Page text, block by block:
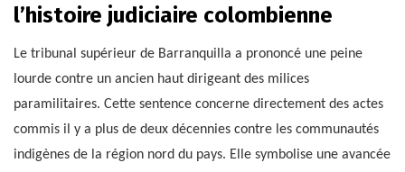
l’histoire judiciaire colombienne
Le tribunal supérieur de Barranquilla a prononcé une peine
lourde contre un ancien haut dirigeant des milices
paramilitaires. Cette sentence concerne directement des actes
commis il y a plus de deux décennies contre les communautés
indigènes de la région nord du pays. Elle symbolise une avancée